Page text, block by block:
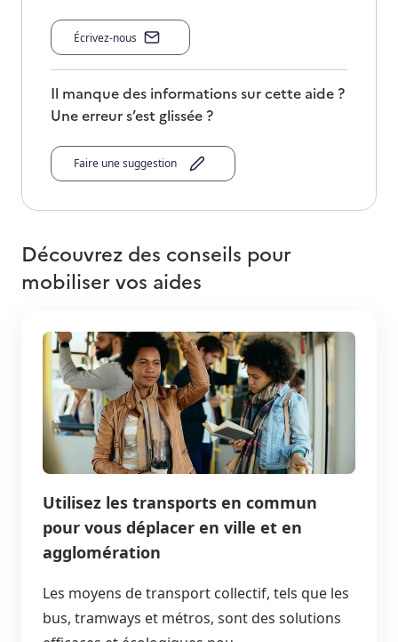
Écrivez-nous
Il manque des informations sur cette aide ?
Une erreur s’est glissée ?
Faire une suggestion
Découvrez des conseils pour
mobiliser vos aides
Utilisez les transports en commun
pour vous déplacer en ville et en
agglomération
Les moyens de transport collectif, tels que les
bus, tramways et métros, sont des solutions